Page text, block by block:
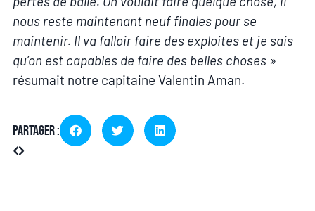
nous reste maintenant neuf finales pour se
maintenir. Il va falloir faire des exploites et je sais
qu’on est capables de faire des belles choses »
résumait notre capitaine Valentin Aman.
Partager :